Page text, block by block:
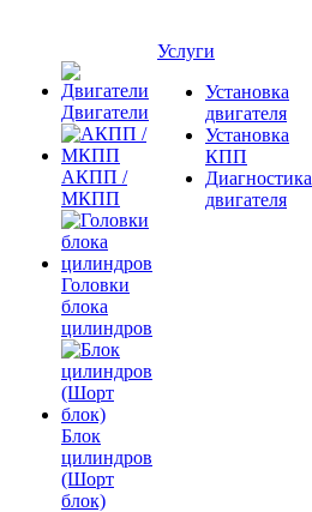
Двигатели
АКПП /
МКПП
Головки
блока
цилиндров
Блок
цилиндров
(Шорт
блок)
Услуги
Установка
двигателя
Установка
КПП
Диагностика
двигателя